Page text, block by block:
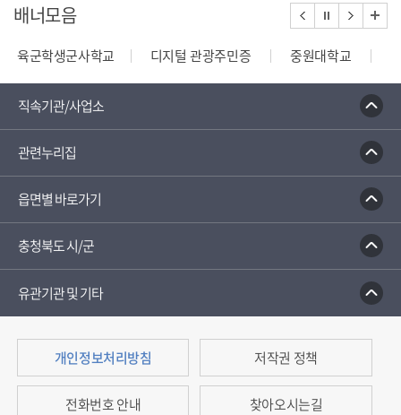
배너모음
육군학생군사학교 디지털 관광주민증 중원대학교
직속기관/사업소
관련누리집
읍면별 바로가기
충청북도 시/군
유관기관 및 기타
개인정보처리방침 저작권 정책
전화번호 안내 찾아오시는길